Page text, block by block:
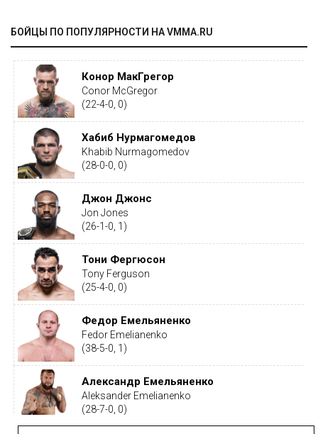
БОЙЦЫ ПО ПОПУЛЯРНОСТИ НА VMMA.RU
Конор МакГрегор
Conor McGregor
(22-4-0, 0)
Хабиб Нурмагомедов
Khabib Nurmagomedov
(28-0-0, 0)
Джон Джонс
Jon Jones
(26-1-0, 1)
Тони Фергюсон
Tony Ferguson
(25-4-0, 0)
Федор Емельяненко
Fedor Emelianenko
(38-5-0, 1)
Александр Емельяненко
Aleksander Emelianenko
(28-7-0, 0)